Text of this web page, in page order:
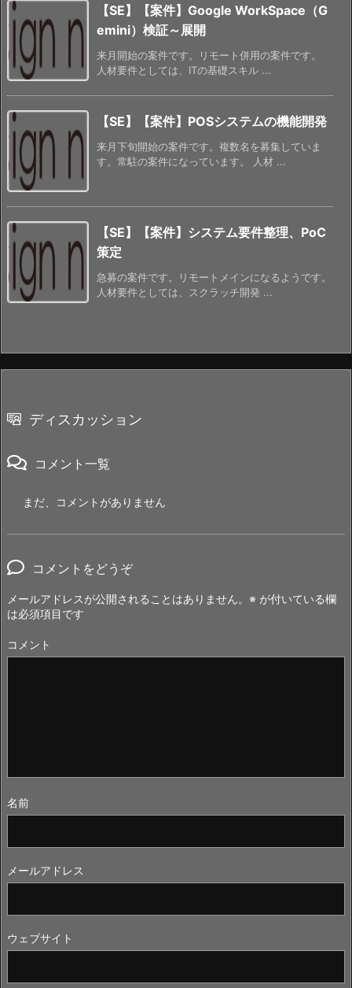
【SE】【案件】Google WorkSpace（G
emini）検証～展開
来月開始の案件です。リモート併用の案件です。
人材要件としては、ITの基礎スキル ...
【SE】【案件】POSシステムの機能開発
来月下旬開始の案件です。複数名を募集していま
す。常駐の案件になっています。 人材 ...
【SE】【案件】システム要件整理、PoC
策定
急募の案件です。リモートメインになるようです。
人材要件としては、スクラッチ開発 ...
ディスカッション
コメント一覧
まだ、コメントがありません
コメントをどうぞ
メールアドレスが公開されることはありません。 ※ が付いている欄
は必須項目です
コメント
名前
メールアドレス
ウェブサイト